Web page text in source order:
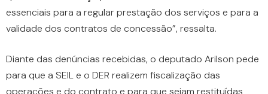
essenciais para a regular prestação dos serviços e para a
validade dos contratos de concessão”, ressalta.
Diante das denúncias recebidas, o deputado Arilson pede
para que a SEIL e o DER realizem fiscalização das